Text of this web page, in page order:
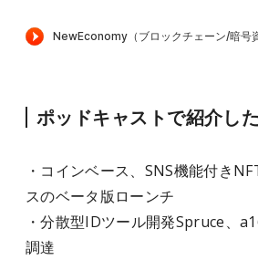
ポッドキャストで紹介し
・コインベース、SNS機能付き
スのベータ版ローンチ
・分散型IDツール開発Spruce、
調達